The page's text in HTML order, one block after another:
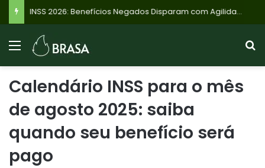
INSS 2026: Benefícios Negados Disparam com Agilidade em Análises, Veja Quem Recebe Até R$ 8.475 e o Que Fazer
Calendário INSS para o mês
de agosto 2025: saiba
quando seu benefício será
pago